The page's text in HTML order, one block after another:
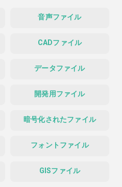
音声ファイル
CADファイル
データファイル
開発用ファイル
暗号化されたファイル
フォントファイル
GISファイル